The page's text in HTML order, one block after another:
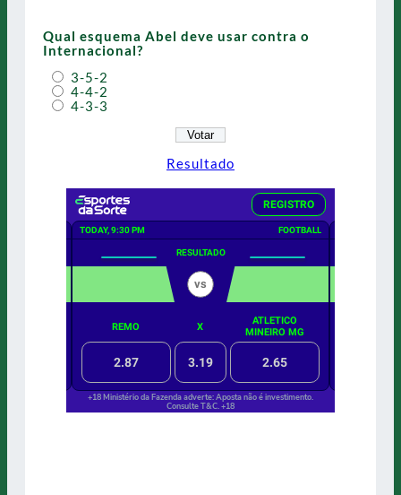
Qual esquema Abel deve usar contra o
Internacional?
3-5-2
4-4-2
4-3-3
Resultado